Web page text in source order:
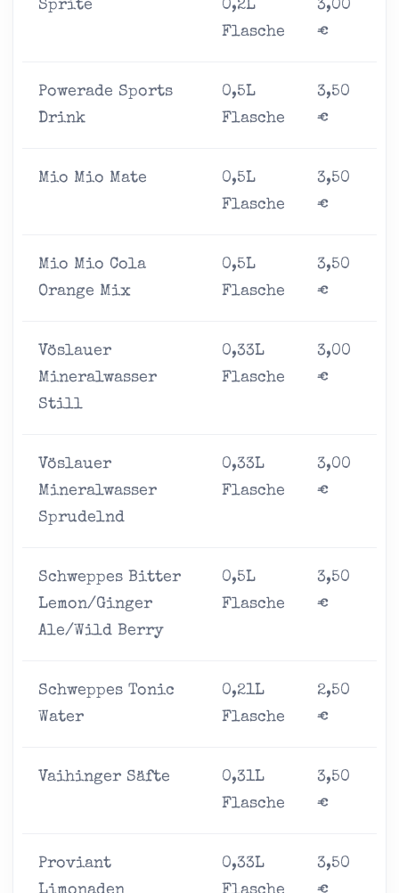
Sprite
0,2L
Flasche
3,00
€
Powerade Sports
Drink
0,5L
Flasche
3,50
€
Mio Mio Mate
0,5L
Flasche
3,50
€
Mio Mio Cola
Orange Mix
0,5L
Flasche
3,50
€
Vöslauer
Mineralwasser
Still
0,33L
Flasche
3,00
€
Vöslauer
Mineralwasser
Sprudelnd
0,33L
Flasche
3,00
€
Schweppes Bitter
Lemon/Ginger
Ale/Wild Berry
0,5L
Flasche
3,50
€
Schweppes Tonic
Water
0,21L
Flasche
2,50
€
Vaihinger Säfte
0,31L
Flasche
3,50
€
Proviant
0,33L
3,50